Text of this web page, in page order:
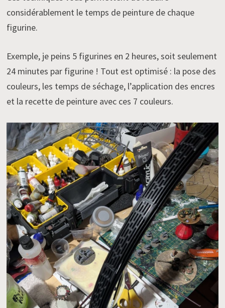
considérablement le temps de peinture de chaque
figurine.
Exemple, je peins 5 figurines en 2 heures, soit seulement
24 minutes par figurine ! Tout est optimisé : la pose des
couleurs, les temps de séchage, l’application des encres
et la recette de peinture avec ces 7 couleurs.